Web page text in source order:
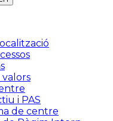
valors
i PAS
de centre